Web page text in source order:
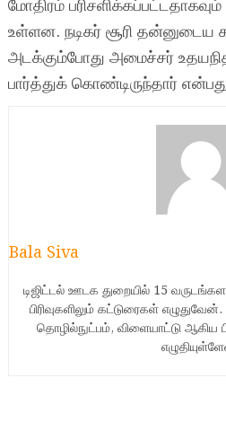
மோதிரம்
உள்ளன. நடிகர் சூரி
அடக்கும்போது அமைச்சர்
பார்த்துக் கொண்டிருந்தார்
Bala Siva
டிஜிட்டல் ஊடக துறையில் 15
பிரிவுகளிலும் கட்டுரைகள்
தொழில்நுட்பம், விளையாட்டு ஆகிய